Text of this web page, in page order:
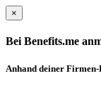
×
Bei Benefits.me
Anhand deiner